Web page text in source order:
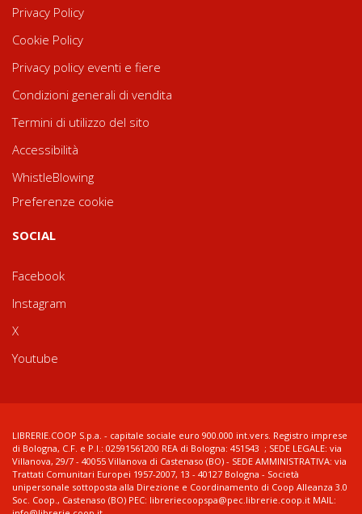
Privacy Policy
Cookie Policy
Privacy policy eventi e fiere
Condizioni generali di vendita
Termini di utilizzo del sito
Accessibilità
WhistleBlowing
Preferenze cookie
SOCIAL
Facebook
Instagram
X
Youtube
LIBRERIE.COOP S.p.a. - capitale sociale euro 900.000 int.vers. Registro imprese
di Bologna, C.F. e P.I.: 02591561200 REA di Bologna: 451543 ; SEDE LEGALE: via
Villanova, 29/7 - 40055 Villanova di Castenaso (BO) - SEDE AMMINISTRATIVA: via
Trattati Comunitari Europei 1957-2007, 13 - 40127 Bologna - Società
unipersonale sottoposta alla Direzione e Coordinamento di Coop Alleanza 3.0
Soc. Coop., Castenaso (BO) PEC: libreriecoopspa@pec.librerie.coop.it MAIL: